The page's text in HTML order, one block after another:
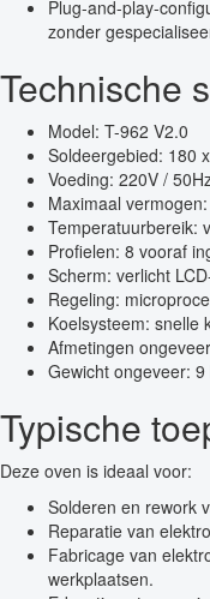
Plug-and-play-
zonder
Technische
Model: T-962 V2.0
Soldeergebied: 180
Voeding: 220V /
Maximaal
Temperatuurbereik:
Profielen: 8 vooraf
Scherm: verlicht
Regeling:
Koelsysteem: snelle
Afmetingen
Gewicht ongeveer: 9
Typische
Deze oven is ideaal voor:
Solderen en rework
Reparatie van
Fabricage van
werkplaatsen.